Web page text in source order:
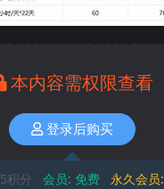
本内容需权限查看
登录后购买
5积分 会员: 免费 永久会员: